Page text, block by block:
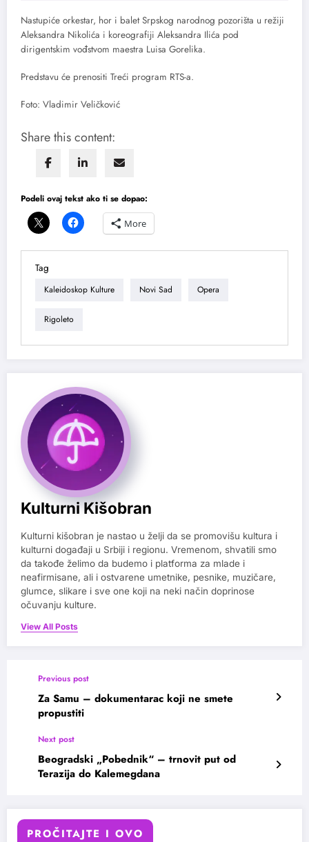
Nastupiće orkestar, hor i balet Srpskog narodnog pozorišta u režiji
Aleksandra Nikolića i koreografiji Aleksandra Ilića pod
dirigentskim vođstvom maestra Luisa Gorelika.
Predstavu će prenositi Treći program RTS-a.
Foto: Vladimir Veličković
Share this content:
Podeli ovaj tekst ako ti se dopao:
More
Tag
Kaleidoskop Kulture Novi Sad Opera
Rigoleto
Kulturni Kišobran
Kulturni kišobran je nastao u želji da se promovišu kultura i
kulturni događaji u Srbiji i regionu. Vremenom, shvatili smo
da takođe želimo da budemo i platforma za mlade i
neafirmisane, ali i ostvarene umetnike, pesnike, muzičare,
glumce, slikare i sve one koji na neki način doprinose
očuvanju kulture.
View All Posts
Previous post
Za Samu – dokumentarac koji ne smete
propustiti
Next post
Beogradski „Pobednik“ – trnovit put od
Terazija do Kalemegdana
PROČITAJTE I OVO